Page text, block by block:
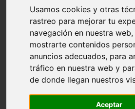
Usamos cookies y otras
rastreo para mejorar tu
navegación en nuestra web,
mostrarte contenidos
anuncios adecuados, para
tráfico en nuestra web y
de donde llegan nuestros
Aceptar
Cádiz - algodonales
Illes-balears - inca
Madrid - madrid
Málaga - torremolinos
Asturias - oviedo
Cádiz - el-puerto-de-santa-maría
Asturias - aller
Toledo - illescas
álava - vitoria-gasteiz
Málaga - marbella
Zaragoza - zaragoza